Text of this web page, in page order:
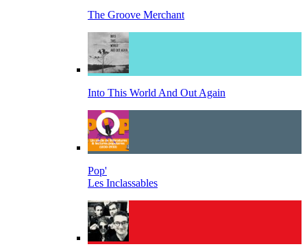
The Groove Merchant
Into This World And Out Again
Pop'
Les Inclassables